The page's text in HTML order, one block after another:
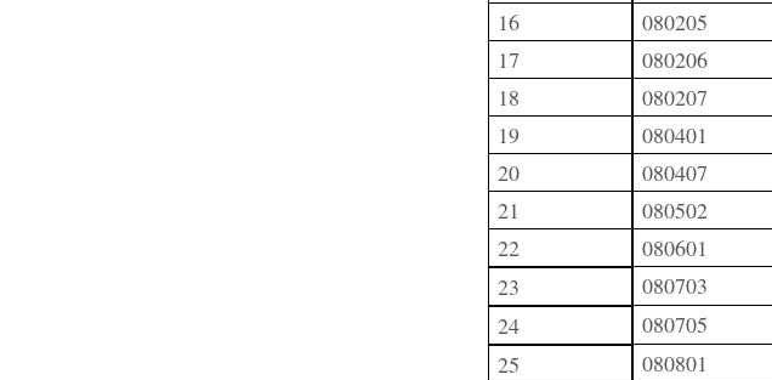
16
080205
17
080206
18
080207
19
080401
20
080407
21
080502
22
080601
23
080703
24
080705
25
080801